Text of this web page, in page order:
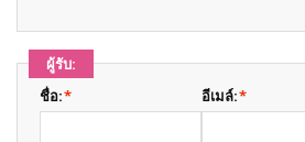
ผู้รับ:
*
ชื่อ: *
อีเมล์: